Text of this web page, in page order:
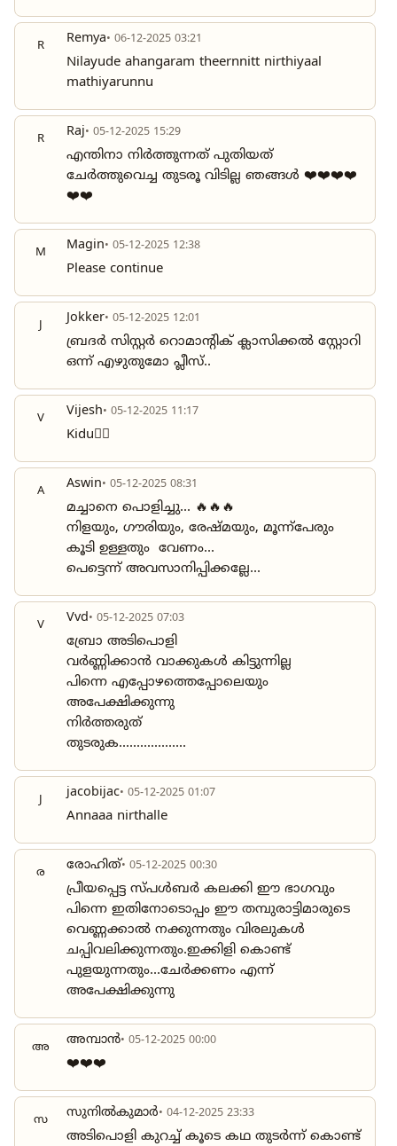
R Remya• 06-12-2025 03:21
Nilayude ahangaram theernnitt nirthiyaal
mathiyarunnu
R Raj• 05-12-2025 15:29
എന്തിനാ നിർത്തുന്നത് പുതിയത്
ചേർത്തുവെച്ച തുടരൂ വിടില്ല ഞങ്ങൾ ❤️❤️❤️❤️
❤️❤️
M Magin• 05-12-2025 12:38
Please continue
J Jokker• 05-12-2025 12:01
ബ്രദർ സിസ്റ്റർ റൊമാന്റിക് ക്ലാസിക്കൽ സ്റ്റോറി
ഒന്ന് എഴുതുമോ പ്ലീസ്..
V Vijesh• 05-12-2025 11:17
Kidu👍🏻
A Aswin• 05-12-2025 08:31
മച്ചാനെ പൊളിച്ചു... 🔥🔥🔥
നിളയും, ഗൗരിയും, രേഷ്മയും, മൂന്ന്പേരും
കൂടി ഉള്ളതും വേണം...
പെട്ടെന്ന് അവസാനിപ്പിക്കല്ലേ...
V Vvd• 05-12-2025 07:03
ബ്രോ അടിപൊളി
വർണ്ണിക്കാൻ വാക്കുകൾ കിട്ടുന്നില്ല
പിന്നെ എപ്പോഴത്തെപ്പോലെയും
അപേക്ഷിക്കുന്നു
നിർത്തരുത്
തുടരുക...................
J jacobijac• 05-12-2025 01:07
Annaaa nirthalle
ര രോഹിത്• 05-12-2025 00:30
പ്രീയപ്പെട്ട സ്പൾബർ കലക്കി ഈ ഭാഗവും
പിന്നെ ഇതിനോടൊപ്പം ഈ തമ്പുരാട്ടിമാരുടെ
വെണ്ണക്കാൽ നക്കുന്നതും വിരലുകൾ
ചപ്പിവലിക്കുന്നതും.ഇക്കിളി കൊണ്ട്
പുളയുന്നതും...ചേർക്കണം എന്ന്
അപേക്ഷിക്കുന്നു
അ അമ്പാൻ• 05-12-2025 00:00
❤️❤️❤️
സ സുനിൽകുമാർ• 04-12-2025 23:33
അടിപൊളി കുറച്ച് കൂടെ കഥ തുടർന്ന് കൊണ്ട്